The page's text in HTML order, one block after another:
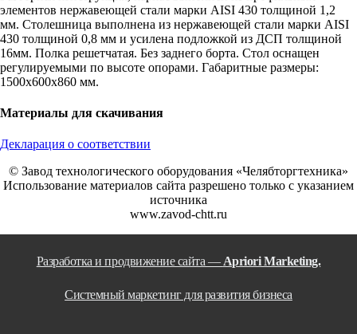
элементов нержавеющей стали марки AISI 430 толщиной 1,2
мм. Столешница выполнена из нержавеющей стали марки AISI
430 толщиной 0,8 мм и усилена подложкой из ДСП толщиной
16мм. Полка решетчатая. Без заднего борта. Стол оснащен
регулируемыми по высоте опорами. Габаритные размеры:
1500х600х860 мм.
Материалы для скачивания
Декларация о соответствии
© Завод технологического оборудования «Челябторгтехника»
Использование материалов сайта разрешено только с указанием
источника
www.zavod-chtt.ru
Разработка и продвижение сайта — Apriori Marketing.
Системный маркетинг для развития бизнеса